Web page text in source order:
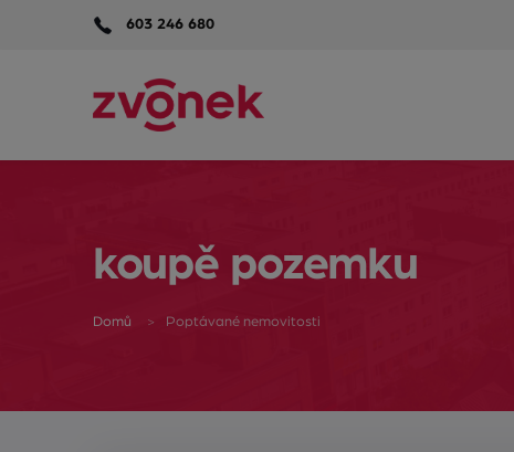
603 246 680
koupě pozemku
Domů Poptávané nemovitosti